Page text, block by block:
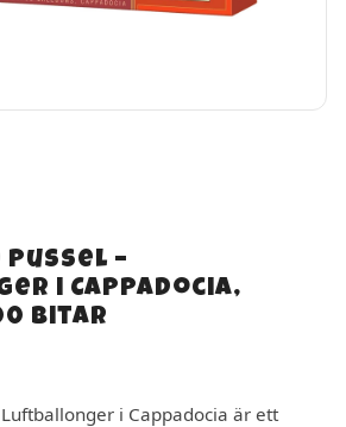
–
i Cappadocia,
Bitar
i Cappadocia är ett